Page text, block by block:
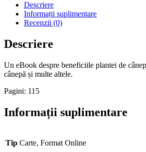
Descriere
Informații suplimentare
Recenzii (0)
Descriere
Un eBook despre beneficiile plantei de
cânepă și multe altele.
Pagini: 115
Informații suplimentare
Tip Carte, Format Online